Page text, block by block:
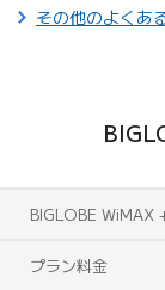
その他のよくあ
BIGLOBE WiMAX
プラン料金